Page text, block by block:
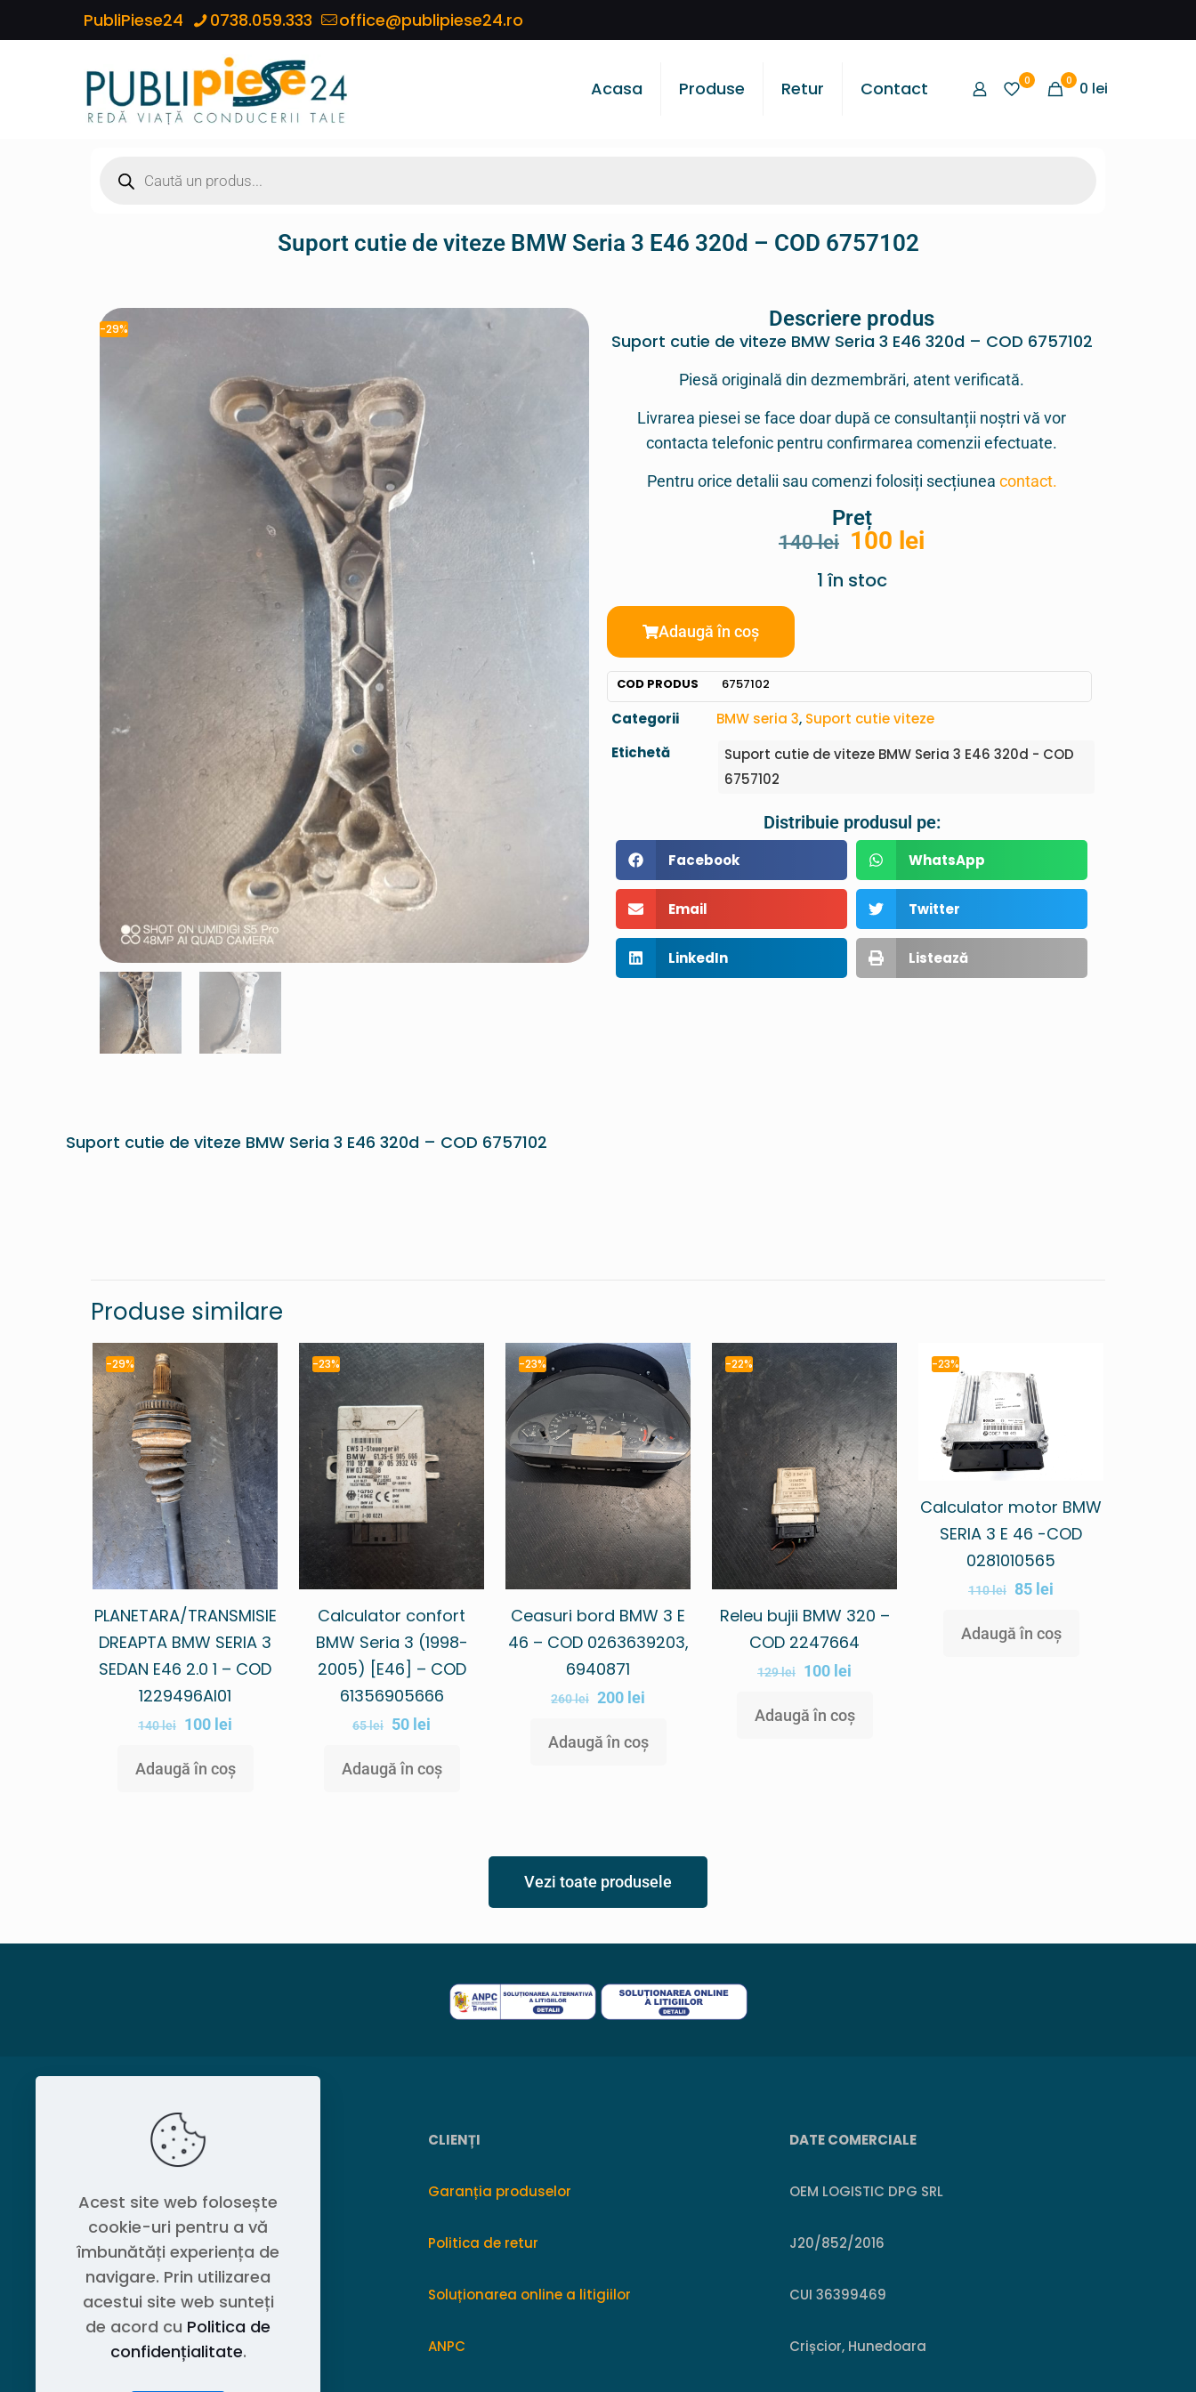
PubliPiese24 0738.059.333 office@publipiese24.ro
Acasa Produse Retur Contact 0 0 0 lei
Suport cutie de viteze BMW Seria 3 E46 320d – COD 6757102
-29% Descriere produs
Suport cutie de viteze BMW Seria 3 E46 320d – COD 6757102
Piesă originală din dezmembrări, atent verificată.
Livrarea piesei se face doar după ce consultanții noștri vă vor
contacta telefonic pentru confirmarea comenzii efectuate.
Pentru orice detalii sau comenzi folosiți secțiunea contact.
Preț
140lei 100 lei
1 în stoc
Adaugă în coș
COD PRODUS 6757102
Categorii BMW seria 3, Suport cutie viteze
Etichetă
Suport cutie de viteze BMW Seria 3 E46 320d - COD
6757102
Distribuie produsul pe:
Facebook WhatsApp
Email Twitter
LinkedIn Listează
Suport cutie de viteze BMW Seria 3 E46 320d – COD 6757102
Produse similare
-29%
PLANETARA/TRANSMISIE
DREAPTA BMW SERIA 3
SEDAN E46 2.0 1 – COD
1229496AI01
140lei 100 lei
Adaugă în coș
-23%
Calculator confort
BMW Seria 3 (1998-
2005) [E46] – COD
61356905666
65lei 50 lei
Adaugă în coș
-23%
Ceasuri bord BMW 3 E
46 – COD 0263639203,
6940871
260lei 200 lei
Adaugă în coș
-22%
Releu bujii BMW 320 –
COD 2247664
129lei 100 lei
Adaugă în coș
-23%
Calculator motor BMW
SERIA 3 E 46 -COD
0281010565
110lei 85 lei
Adaugă în coș
Vezi toate produsele
Politica de confidențialitate
Contact OEM LOGISTIC DPG
CLIENȚI
Garanția produselor
Politica de retur
Soluționarea online a litigiilor
ANPC
DATE COMERCIALE
OEM LOGISTIC DPG SRL
J20/852/2016
CUI 36399469
Crișcior, Hunedoara
Acest site web folosește
cookie-uri pentru a vă
îmbunătăți experiența de
navigare. Prin utilizarea
acestui site web sunteți
de acord cu Politica de
confidențialitate.